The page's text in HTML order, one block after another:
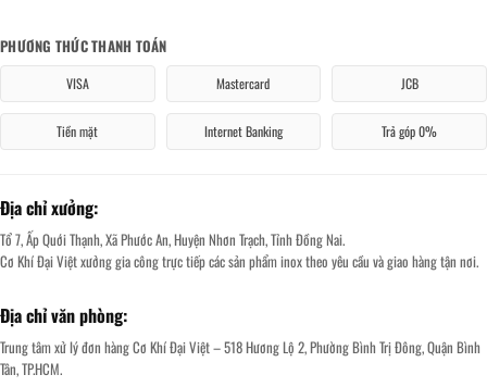
PHƯƠNG THỨC THANH TOÁN
VISA Mastercard JCB
Tiền mặt Internet Banking Trả góp 0%
Địa chỉ xưởng:
Tổ 7, Ấp Quới Thạnh, Xã Phước An, Huyện Nhơn Trạch, Tỉnh Đồng Nai.
Cơ Khí Đại Việt xưởng gia công trực tiếp các sản phẩm inox theo yêu cầu và giao hàng tận nơi.
Địa chỉ văn phòng:
Trung tâm xử lý đơn hàng Cơ Khí Đại Việt – 518 Hương Lộ 2, Phường Bình Trị Đông, Quận Bình
Tân, TP.HCM.